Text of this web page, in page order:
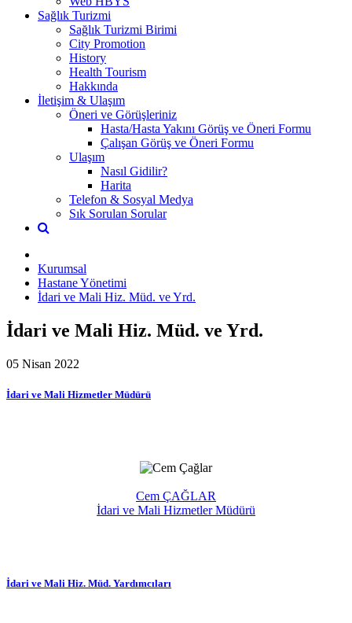
Sağlık Turizmi
Sağlık Turizmi Birimi
City Promotion
History
Health Tourism
Hakkında
İletişim & Ulaşım
Öneri ve Görüşleriniz
Hasta/Hasta Yakını Görüş ve Öneri Formu
Çalışan Görüş ve Öneri Formu
Ulaşım
Nasıl Gidilir?
Harita
Telefon & Sosyal Medya
Sık Sorulan Sorular
Kurumsal
Hastane Yönetimi
İdari ve Mali Hiz. Müd. ve Yrd.
İdari ve Mali Hiz. Müd. ve Yrd.
05 Nisan 2022
İdari ve Mali Hizmetler Müdürü
Cem ÇAĞLAR
İdari ve Mali Hizmetler Müdürü
İdari ve Mali Hiz. Müd. Yardımcıları